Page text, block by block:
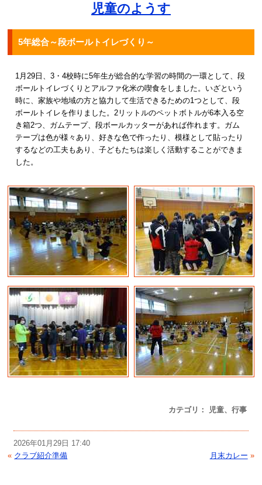
児童のようす
5年総合～段ボールトイレづくり～
カテゴリ： 児童、行事
1月29日、3・4校時に5年生が総合的な学習の時間の一環として、段
ボールトイレづくりとアルファ化米の喫食をしました。いざという
時に、家族や地域の方と協力して生活できるための1つとして、段
ボールトイレを作りました。2リットルのペットボトルが6本入る空
き箱2つ、ガムテープ、段ボールカッターがあれば作れます。ガム
テープは色が様々あり、好きな色で作ったり、模様として貼ったり
するなどの工夫もあり、子どもたちは楽しく活動することができま
した。
2026年01月29日 17:40
« クラブ紹介準備 月末カレー »